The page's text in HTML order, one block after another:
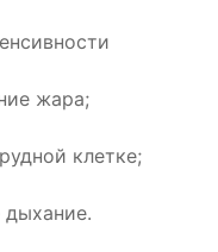
жара;
клетке;